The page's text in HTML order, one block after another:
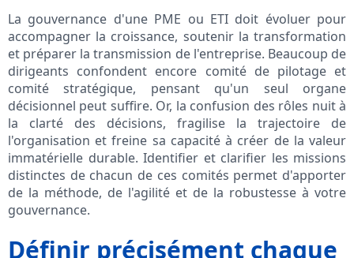
La gouvernance d'une PME ou ETI doit évoluer pour
accompagner la croissance, soutenir la transformation
et préparer la transmission de l'entreprise. Beaucoup de
dirigeants confondent encore comité de pilotage et
comité stratégique, pensant qu'un seul organe
décisionnel peut suffire. Or, la confusion des rôles nuit à
la clarté des décisions, fragilise la trajectoire de
l'organisation et freine sa capacité à créer de la valeur
immatérielle durable. Identifier et clarifier les missions
distinctes de chacun de ces comités permet d'apporter
de la méthode, de l'agilité et de la robustesse à votre
gouvernance.
Définir précisément chaque